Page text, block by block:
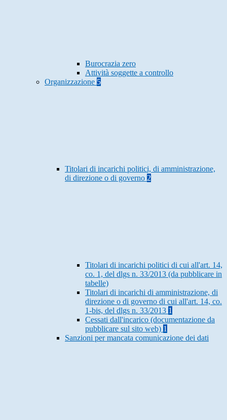
Burocrazia zero
Attività soggette a controllo
Organizzazione 5
Titolari di incarichi politici, di amministrazione,
di direzione o di governo 2
Titolari di incarichi politici di cui all'art. 14,
co. 1, del dlgs n. 33/2013 (da pubblicare in
tabelle)
Titolari di incarichi di amministrazione, di
direzione o di governo di cui all'art. 14, co.
1-bis, del dlgs n. 33/2013 1
Cessati dall'incarico (documentazione da
pubblicare sul sito web) 1
Sanzioni per mancata comunicazione dei dati